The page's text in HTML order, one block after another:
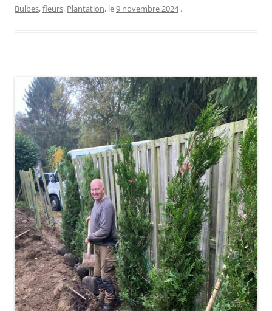
Bulbes,fleurs, Plantation, le9 novembre 2024 .